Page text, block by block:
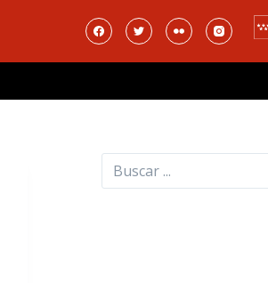
Buscar